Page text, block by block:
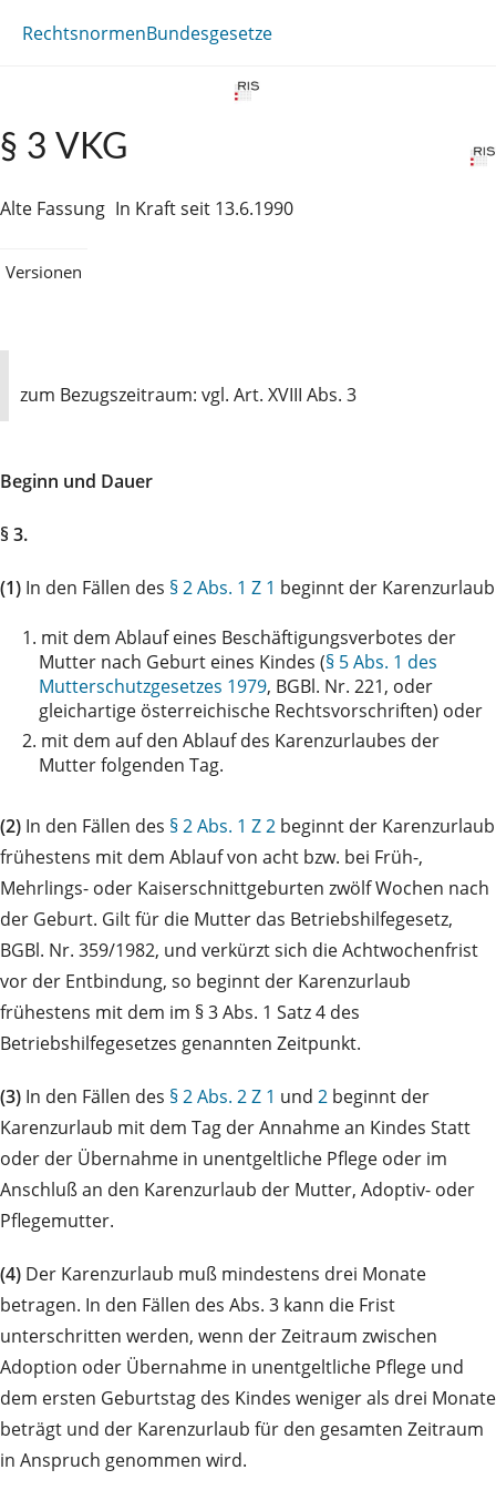
RechtsnormenBundesgesetze
§ 3 VKG
Alte Fassung In Kraft seit 13.6.1990
Versionen
zum Bezugszeitraum: vgl. Art. XVIII Abs. 3
Beginn und Dauer
§ 3.
(1) In den Fällen des § 2 Abs. 1 Z 1 beginnt der Karenzurlaub
1. mit dem Ablauf eines Beschäftigungsverbotes der
Mutter nach Geburt eines Kindes (§ 5 Abs. 1 des
Mutterschutzgesetzes 1979, BGBl. Nr. 221, oder
gleichartige österreichische Rechtsvorschriften) oder
2. mit dem auf den Ablauf des Karenzurlaubes der
Mutter folgenden Tag.
(2) In den Fällen des § 2 Abs. 1 Z 2 beginnt der Karenzurlaub
frühestens mit dem Ablauf von acht bzw. bei Früh-,
Mehrlings- oder Kaiserschnittgeburten zwölf Wochen nach
der Geburt. Gilt für die Mutter das Betriebshilfegesetz,
BGBl. Nr. 359/1982, und verkürzt sich die Achtwochenfrist
vor der Entbindung, so beginnt der Karenzurlaub
frühestens mit dem im § 3 Abs. 1 Satz 4 des
Betriebshilfegesetzes genannten Zeitpunkt.
(3) In den Fällen des § 2 Abs. 2 Z 1 und 2 beginnt der
Karenzurlaub mit dem Tag der Annahme an Kindes Statt
oder der Übernahme in unentgeltliche Pflege oder im
Anschluß an den Karenzurlaub der Mutter, Adoptiv- oder
Pflegemutter.
(4) Der Karenzurlaub muß mindestens drei Monate
betragen. In den Fällen des Abs. 3 kann die Frist
unterschritten werden, wenn der Zeitraum zwischen
Adoption oder Übernahme in unentgeltliche Pflege und
dem ersten Geburtstag des Kindes weniger als drei Monate
beträgt und der Karenzurlaub für den gesamten Zeitraum
in Anspruch genommen wird.